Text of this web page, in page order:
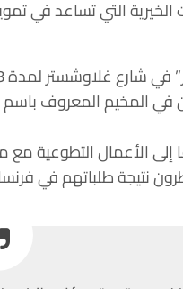
التي تساعد في
في المخيم المعروف
إلى الأعمال
نتيجة طلباتهم في